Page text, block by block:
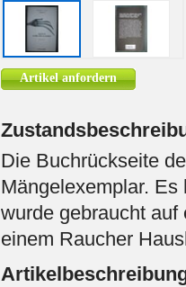
Artikel anfordern
Die Buchrückseite
Mängelexemplar.
wurde gebraucht
einem Raucher